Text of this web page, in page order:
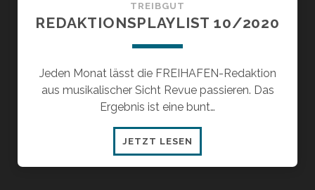
TREIBGUT
REDAKTIONSPLAYLIST 10/2020
Jeden Monat lässt die FREIHAFEN-Redaktion
aus musikalischer Sicht Revue passieren. Das
Ergebnis ist eine bunt…
JETZT LESEN
10/2020